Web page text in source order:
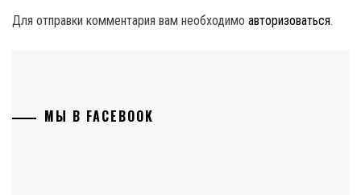
Для отправки комментария вам необходимо авторизоваться.
МЫ В FACEBOOK